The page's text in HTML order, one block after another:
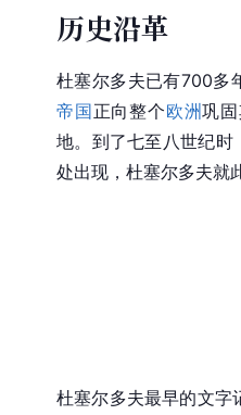
历史沿革
杜塞尔多夫已有700多
帝国正向整个欧洲巩
地。到了七至八世纪时
处出现，杜塞尔多夫就
杜塞尔多夫最早的文字